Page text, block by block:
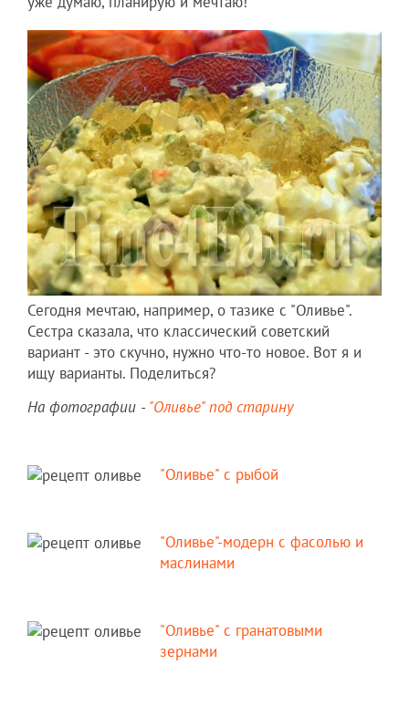
Сегодня мечтаю, например, о тазике с "Оливье".
Сестра сказала, что классический советский
вариант - это скучно, нужно что-то новое. Вот я и
ищу варианты. Поделиться?
На фотографии - "Оливье" под старину
"Оливье" с рыбой
"Оливье"-модерн с фасолью и
маслинами
"Оливье" с гранатовыми
зернами